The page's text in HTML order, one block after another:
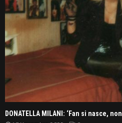
DONATELLA MILANI: ‘Fan si nasce,